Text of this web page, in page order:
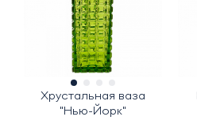
Хрустальная ваза
"Нью-Йорк"